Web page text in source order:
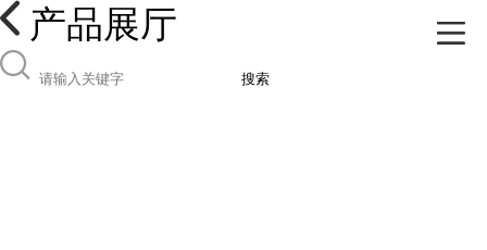
产品展厅
搜索